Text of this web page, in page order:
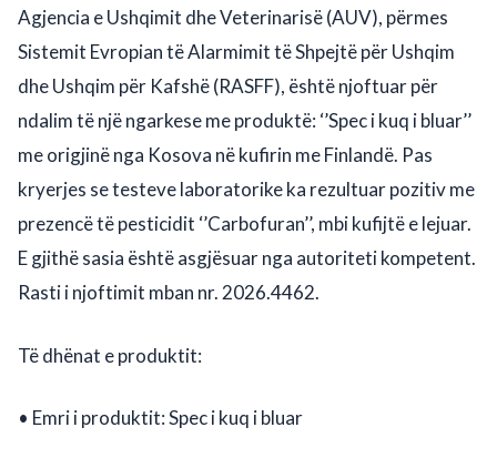
Agjencia e Ushqimit dhe Veterinarisë (AUV), përmes
Sistemit Evropian të Alarmimit të Shpejtë për Ushqim
dhe Ushqim për Kafshë (RASFF), është njoftuar për
ndalim të një ngarkese me produktë: ‘’Spec i kuq i bluar’’
me origjinë nga Kosova në kufirin me Finlandë. Pas
kryerjes se testeve laboratorike ka rezultuar pozitiv me
prezencë të pesticidit ‘’Carbofuran’’, mbi kufijtë e lejuar.
E gjithë sasia është asgjësuar nga autoriteti kompetent.
Rasti i njoftimit mban nr. 2026.4462.
Të dhënat e produktit:
• Emri i produktit: Spec i kuq i bluar